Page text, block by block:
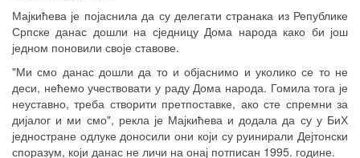
Мајкићева је појаснила да су делегати странака из Републике
Српске данас дошли на сједницу Дома народа како би још
једном поновили своје ставове.
"Ми смо данас дошли да то и објаснимо и уколико се то не
деси, нећемо учествовати у раду Дома народа. Гомила тога је
неуставно, треба створити претпоставке, ако сте спремни за
дијалог и ми смо", рекла је Мајкићева и додала да су у БиХ
једностране одлуке доносили они који су руинирали Дејтонски
споразум, који данас не личи на онај потписан 1995. године.